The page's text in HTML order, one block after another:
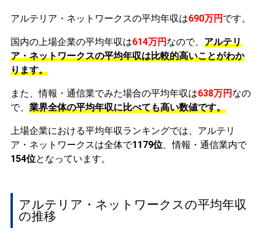
アルテリア・ネットワークスの平均年収は690万円 です。
国内の上場企業の平均年収は614万円 なので、 アルテリ
ア・ネットワークスの平均年収は比較的高いことがわか
ります。
また、情報・通信業でみた場合の平均年収は638万円 なの
で、 業界全体の平均年収に比べても高い数値です。
上場企業における平均年収ランキングでは、アルテリ
ア・ネットワークスは全体で1179位、情報・通信業内で
154位となっています。
アルテリア・ネットワークスの平均年収
の推移